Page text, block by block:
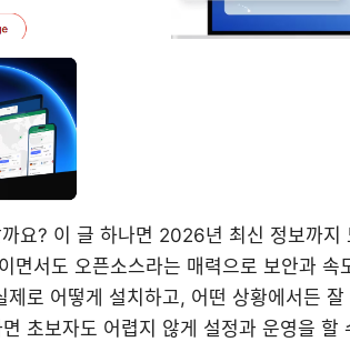
요? 이 글 하나면 2026년 최신 정보까지
서도 오픈소스라는 매력으로 보안과 속
제로 어떻게 설치하고, 어떤 상황에서든
초보자도 어렵지 않게 설정과 운영을 할